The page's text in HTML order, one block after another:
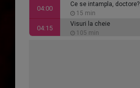
04:00
Ce se intampla, doctore?
15 min
04:15
Visuri la cheie
105 min